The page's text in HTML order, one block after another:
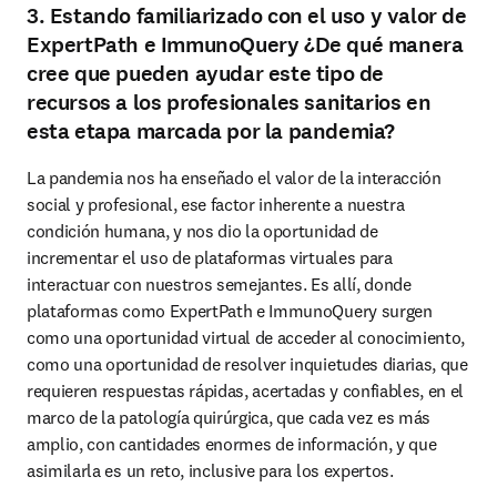
3. Estando familiarizado con el uso y valor de
ExpertPath e ImmunoQuery ¿De qué manera
cree que pueden ayudar este tipo de
recursos a los profesionales sanitarios en
esta etapa marcada por la pandemia?
La pandemia nos ha enseñado el valor de la interacción
social y profesional, ese factor inherente a nuestra
condición humana, y nos dio la oportunidad de
incrementar el uso de plataformas virtuales para
interactuar con nuestros semejantes. Es allí, donde
plataformas como ExpertPath e ImmunoQuery surgen
como una oportunidad virtual de acceder al conocimiento,
como una oportunidad de resolver inquietudes diarias, que
requieren respuestas rápidas, acertadas y confiables, en el
marco de la patología quirúrgica, que cada vez es más
amplio, con cantidades enormes de información, y que
asimilarla es un reto, inclusive para los expertos.